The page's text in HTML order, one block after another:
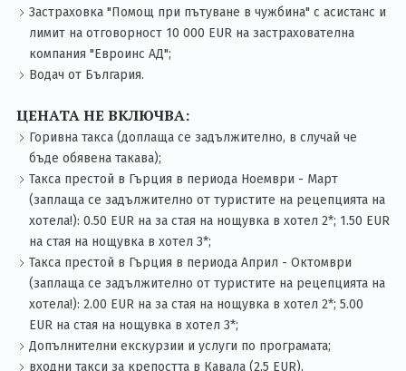
Застраховка "Помощ при пътуване в чужбина" с асистанс и
лимит на отговорност 10 000 EUR на застрахователна
компания "Евроинс АД";
Водач от България.
ЦЕНАТА НЕ ВКЛЮЧВА:
Горивна такса (доплаща се задължително, в случай че
бъде обявена такава);
Такса престой в Гърция в периода Ноември - Март
(заплаща се задължително от туристите на рецепцията на
хотела!): 0.50 EUR на за стая на нощувка в хотел 2*; 1.50 EUR
на стая на нощувка в хотел 3*;
Такса престой в Гърция в периода Април - Октомври
(заплаща се задължително от туристите на рецепцията на
хотела!): 2.00 EUR на за стая на нощувка в хотел 2*; 5.00
EUR на стая на нощувка в хотел 3*;
Допълнителни екскурзии и услуги по програмата;
входни такси за крепостта в Кавала (2,5 EUR),